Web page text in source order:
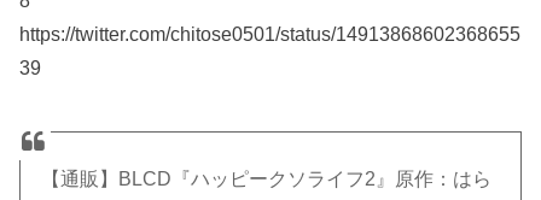
https://twitter.com/chitose0501/status/14913868602368655
39
【通販】BLCD『ハッピークソライフ2』原作：はら